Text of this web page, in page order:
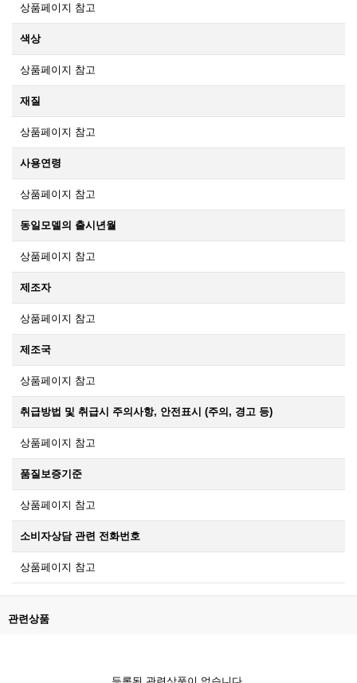
상품페이지 참고
색상
상품페이지 참고
재질
상품페이지 참고
사용연령
상품페이지 참고
동일모델의 출시년월
상품페이지 참고
제조자
상품페이지 참고
제조국
상품페이지 참고
취급방법 및 취급시 주의사항, 안전표시 (주의, 경고 등)
상품페이지 참고
품질보증기준
상품페이지 참고
소비자상담 관련 전화번호
상품페이지 참고
관련상품